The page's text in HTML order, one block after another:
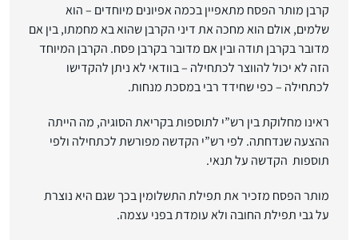
קרבן מותר הפסח מתאפיין בכמה אפיונים מיוחדים – הוא
שלמים, אולם הוא מחכה את דיני הקרבן שהוא בא מחמתו, בין אם
מדובר בקרבן תודה ובין אם מדובר בקרבן פסח. הקרבן המיוחד
הזה לא יכול להווצר לכתחילה – בוודאי לא ניתן להקדישו
לכתחילה – כפי שחידד רבי במסכת מנחות.
ראינו מחלוקת בין רש”י לתוספות בקריאת הסוגיה, מה הייתה
ההצעה שנדחתה. לפי רש”י הקדשה מפורשת לכתחילה ולפי
תוספות הקדשה על תנאי.
מותר הפסח מזכיר את תפילת התשלומין בכך שגם היא נוצרת
על גבי תפילת החובה ולא עומדת בפני עצמה.